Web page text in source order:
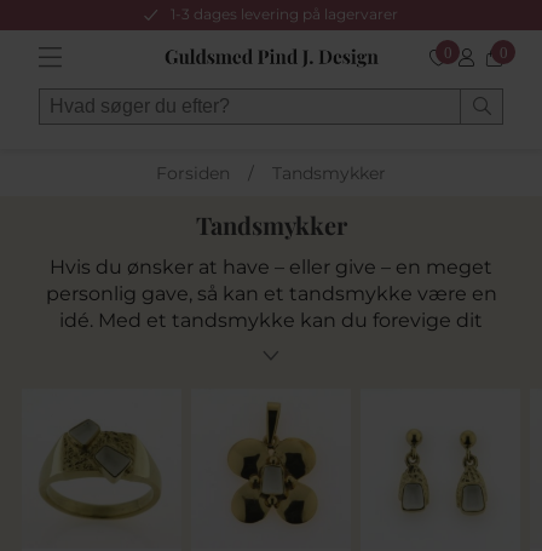
1-3 dages levering på lagervarer
0 0
Forsiden / Tandsmykker
Tandsmykker
Hvis du ønsker at have – eller give – en meget
personlig gave, så kan et tandsmykke være en
idé. Med et tandsmykke kan du forevige dit
barns første tand ved at få det sat ind i et
ønske. Vær opmærksom på at mælketænder
får små tørre revner, når de har ligget nogle år,
disse revner vil fremkomme mere tydelige efter
isætning i smykke. Inden vi begynder at
arbejde med mælketænder vil der komme en